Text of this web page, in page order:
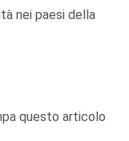
nei paesi della
questo articolo